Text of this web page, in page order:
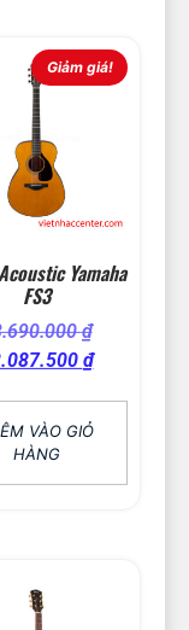
Giảm giá!
Yamaha
FS3
₫
₫
VÀO GIỎ
HÀNG